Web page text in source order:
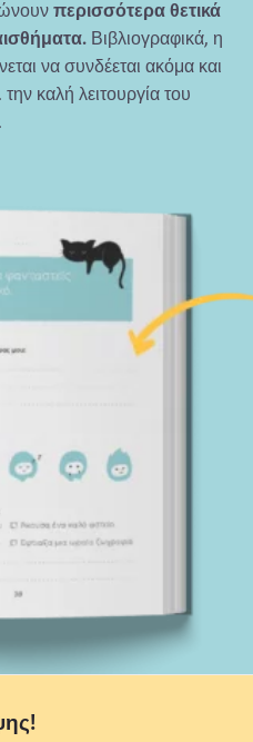
περισσότερα θετικά
Βιβλιογραφικά, η
να συνδέεται ακόμα και
καλή λειτουργία του